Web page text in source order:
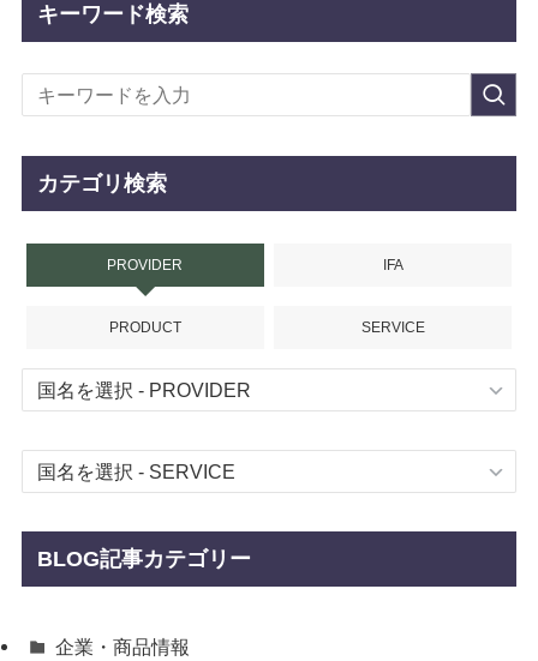
キーワード検索
カテゴリ検索
PROVIDER IFA
PRODUCT SERVICE
BLOG記事カテゴリー
企業・商品情報